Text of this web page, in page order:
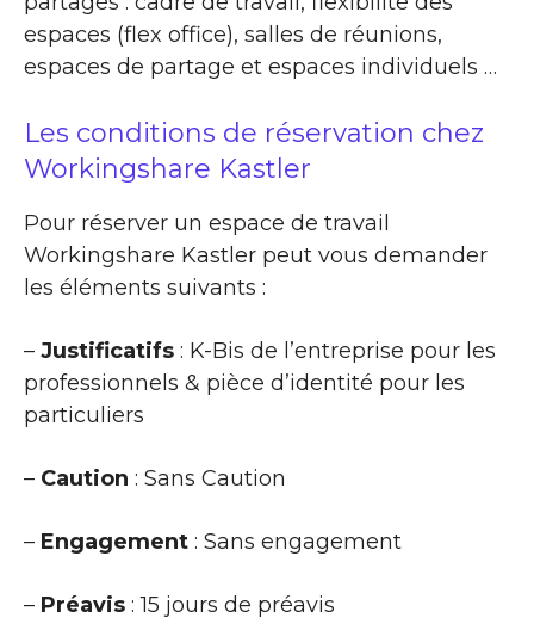
espaces (flex office), salles de réunions,
espaces de partage et espaces individuels …
Les conditions de réservation chez
Workingshare Kastler
Pour réserver un espace de travail
Workingshare Kastler peut vous demander
les éléments suivants :
– Justificatifs : K-Bis de l’entreprise pour les
professionnels & pièce d’identité pour les
particuliers
– Caution : Sans Caution
– Engagement : Sans engagement
– Préavis : 15 jours de préavis